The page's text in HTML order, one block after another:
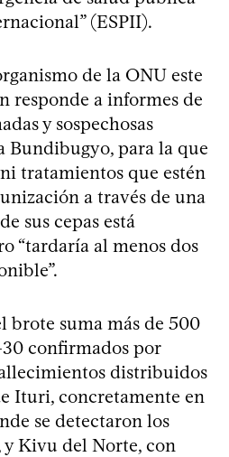
(ESPII).
de la ONU este
responde a informes de
y sospechosas
Bundibugyo, para la que
tratamientos que estén
a través de una
sus cepas está
“tardaría al menos dos
brote suma más de 500
confirmados por
distribuidos
Ituri, concretamente en
se detectaron los
Kivu del Norte, con